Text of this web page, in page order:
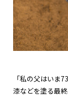
「私の父はいま
漆などを塗る最